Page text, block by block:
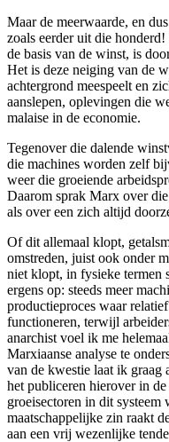
Maar de meerwaarde, en
zoals eerder uit die
de basis van de winst, is
Het is deze neiging van de
achtergrond meespeelt en
aanslepen, oplevingen die
malaise in de economie.
Tegenover die dalende
die machines worden zelf
weer die groeiende
Daarom sprak Marx over
als over een zich altijd
Of dit allemaal klopt,
omstreden, juist ook onder
niet klopt, in fysieke
ergens op: steeds meer
productieproces waar
functioneren, terwijl
anarchist voel ik me
Marxiaanse analyse te
van de kwestie laat ik graag
het publiceren hierover in
groeisectoren in dit
maatschappelijke zin raakt
aan een vrij wezenlijke